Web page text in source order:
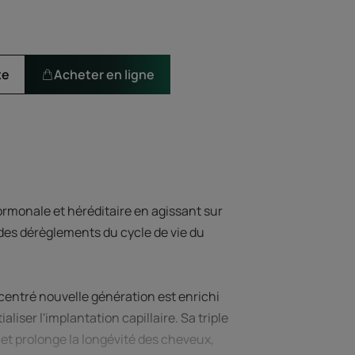
Acheter en ligne
et héréditaire en agissant sur
dérèglements du cycle de vie du
nouvelle génération est enrichi
l'implantation capillaire. Sa triple
prolonge la longévité des cheveux,